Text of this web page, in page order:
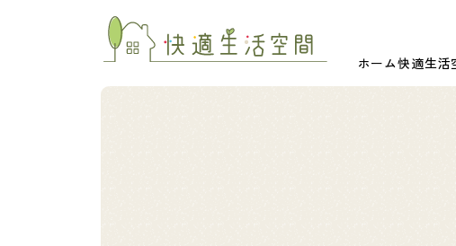
ホーム快適生活